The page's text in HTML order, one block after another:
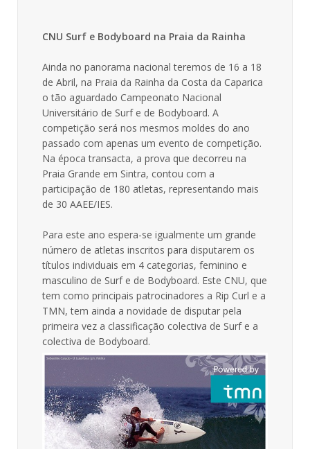
CNU Surf e Bodyboard na Praia da Rainha
Ainda no panorama nacional teremos de 16 a 18
de Abril, na Praia da Rainha da Costa da Caparica
o tão aguardado Campeonato Nacional
Universitário de Surf e de Bodyboard. A
competição será nos mesmos moldes do ano
passado com apenas um evento de competição.
Na época transacta, a prova que decorreu na
Praia Grande em Sintra, contou com a
participação de 180 atletas, representando mais
de 30 AAEE/IES.
Para este ano espera-se igualmente um grande
número de atletas inscritos para disputarem os
títulos individuais em 4 categorias, feminino e
masculino de Surf e de Bodyboard. Este CNU, que
tem como principais patrocinadores a Rip Curl e a
TMN, tem ainda a novidade de disputar pela
primeira vez a classificação colectiva de Surf e a
colectiva de Bodyboard.